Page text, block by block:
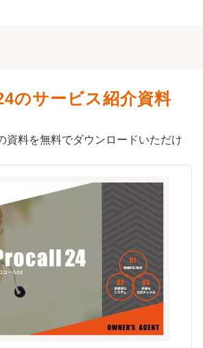
のサービス紹介資料
資料を無料でダウンロードいただけ